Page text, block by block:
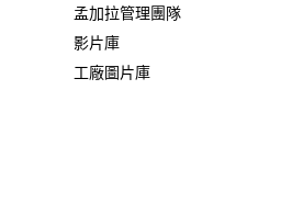
孟加拉管理團隊
影片庫
工廠圖片庫